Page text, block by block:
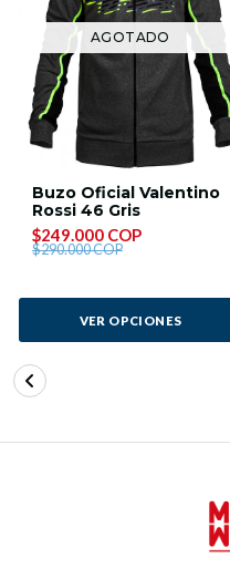
AGOTADO
Buzo Oficial Valentino
Rossi 46 Gris
$249.000 COP
$290.000 COP
VER OPCIONES